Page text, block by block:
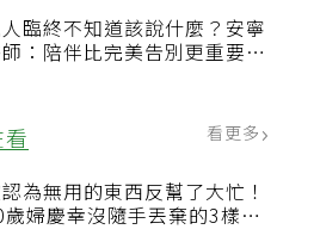
人臨終不知道該說什麼？安寧
師：陪伴比完美告別更重要，
看
認為無用的東西反幫了大忙！
50歲婦慶幸沒隨手丟棄的3樣物